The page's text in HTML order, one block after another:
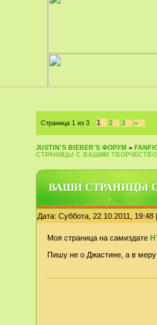
Страница 1 из 3 1 2 3 »
JUSTIN‛S BIEBER‛S ФОРУМ »
СТРАНИЦЫ С ВАШИМ
ВАШИ СТРАНИЦЫ
Дата: Суббота, 22.10.2011,
Моя страница на самиздате
Пишу не о Джастине, а в меру